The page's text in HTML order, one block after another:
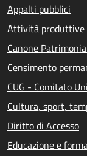
Appalti pubblici
Attività produttive
Canone
Censimento
CUG - Comitato
Cultura, sport,
Diritto di Accesso
Educazione e